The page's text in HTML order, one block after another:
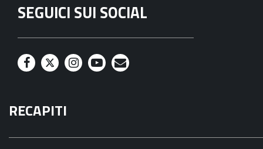
SEGUICI SUI SOCIAL
F
c
e
T
i
t
I
t
Y
t
M
l
RECAPITI